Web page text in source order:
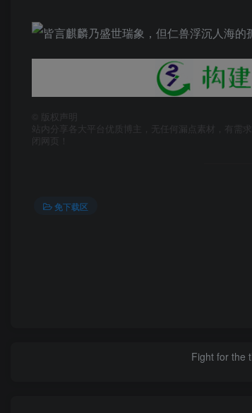
版权声明
站内分享各大平台优质博主，无任何漏点素材，有需
闭网页！
免下载区
Don't give up just